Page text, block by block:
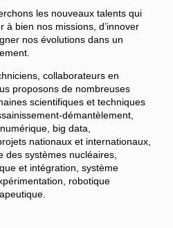
les nouveaux talents qui
à bien nos missions, d’innover
nos évolutions dans un
collaborateurs en
proposons de nombreuses
scientifiques et techniques
démantèlement,
big data,
nationaux et internationaux,
des systèmes nucléaires,
et intégration, système
robotique